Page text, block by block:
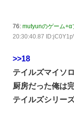
76: mutyunのゲーム+α
20:30:40.87
>>18
テイルズマイソ
厨房だった俺は
テイルズシリー